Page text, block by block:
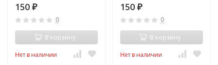
150 ₽
0
В корзину
Нет в наличии
150 ₽
0
В корзину
Нет в наличии